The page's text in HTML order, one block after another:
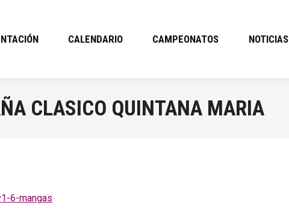
CALENDARIO CAMPEONATOS NOTICIAS
CLASICO QUINTANA MARIA
6-mangas